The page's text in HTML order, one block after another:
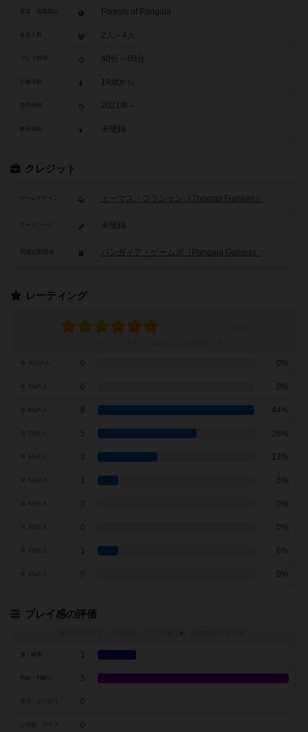
Forests of Pangaia
参加人数 2人～4人
40分～60分
14歳から
2021年～
参考価格 未登録
クレジット
ゲームデザイン トーマス・フランケン（Thomas Franken）
アートワーク 未登録
パンガイア・ゲームズ（Pangaia Games）
レーティング
0 0%
0 0%
8 44%
7点の人 5 28%
3 17%
1 6%
0 0%
0 0%
1 6%
0 0%
プレイ感の評価
※
1
戦略・判断力 5
0
0